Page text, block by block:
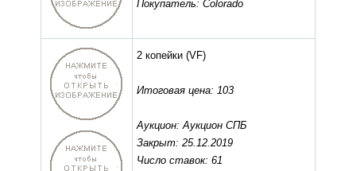
Покупатель: Сolorado
2 копейки (VF)
Итоговая цена: 103
Аукцион: Аукцион СПБ
Закрыт: 25.12.2019
Число ставок: 61